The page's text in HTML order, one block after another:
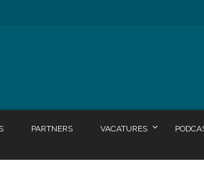
PARTNERS VACATURES